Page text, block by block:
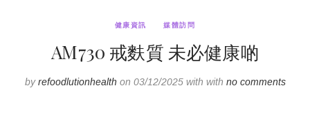
健康資訊 媒體訪問
AM730 戒麩質 未必健康啲
byrefoodlutionhealth on 03/12/2025 with with no comments